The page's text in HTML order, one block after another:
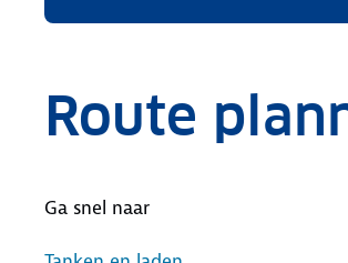
Route
Ga snel naar